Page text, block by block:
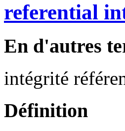
referential
En d'autres
intégrité
Définition